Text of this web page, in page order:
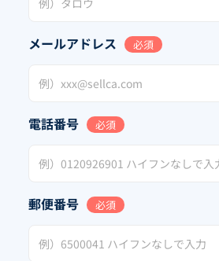
メールアドレス 必須
電話番号 必須
郵便番号 必須